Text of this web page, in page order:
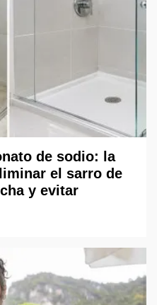
de sodio: la
el sarro de
y evitar